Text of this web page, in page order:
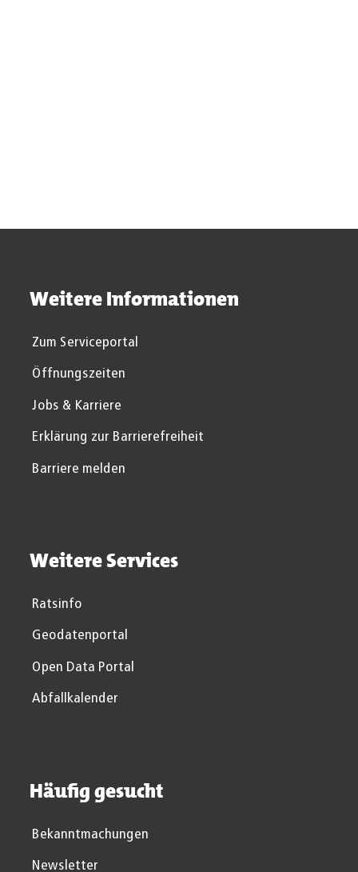
Weitere Informationen
Zum Serviceportal
Öffnungszeiten
Jobs & Karriere
Erklärung zur Barrierefreiheit
Barriere melden
Weitere Services
Ratsinfo
Geodatenportal
Open Data Portal
Abfallkalender
Häufig gesucht
Bekanntmachungen
Newsletter